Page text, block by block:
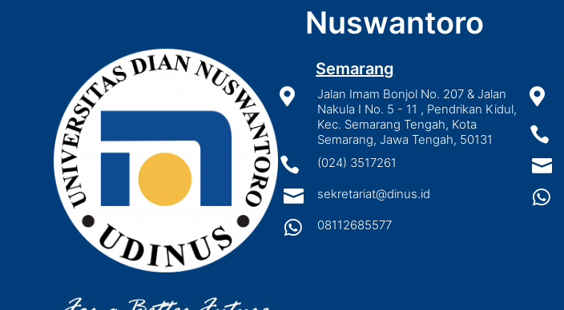
Nuswantoro
Semarang

Jalan Imam Bonjol No. 207 & Jalan
Nakula I No. 5 - 11 , Pendrikan Kidul,
Kec. Semarang Tengah, Kota
Semarang, Jawa Tengah, 50131
 (024) 3517261
 sekretariat@dinus.id
 08112685577



